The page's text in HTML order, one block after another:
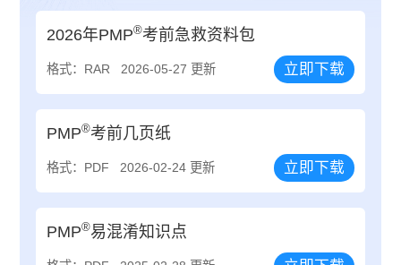
2026年PMP®考前急救资料包
格式：RAR 2026-05-27 更新 立即下载
PMP®考前几页纸
格式：PDF 2026-02-24 更新 立即下载
PMP®易混淆知识点